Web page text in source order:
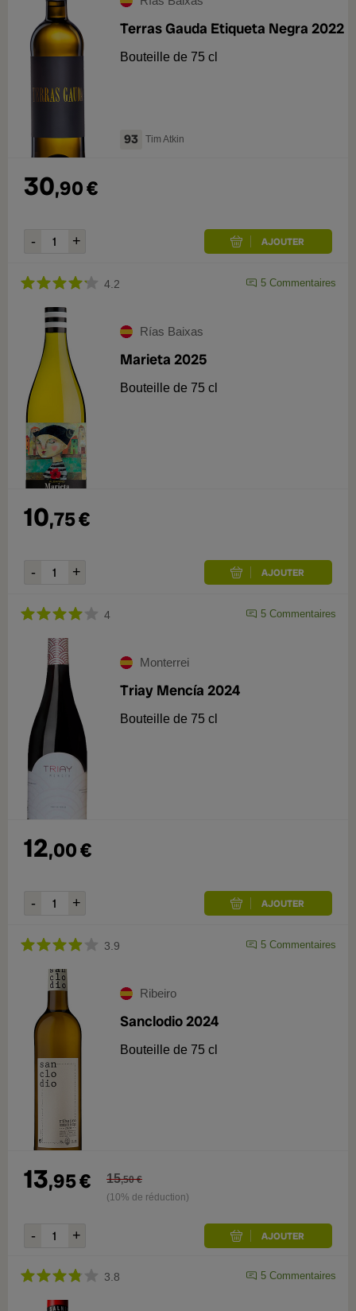
Terras Gauda Etiqueta Negra 2022
Bouteille de 75 cl
93 Tim Atkin
30,90€
4.2 5 Commentaires
Rías Baixas
Marieta 2025
Bouteille de 75 cl
10,75€
4 5 Commentaires
Monterrei
Triay Mencía 2024
Bouteille de 75 cl
12,00€
3.9 5 Commentaires
Ribeiro
Sanclodio 2024
Bouteille de 75 cl
13,95€ 15,50€
(10% de réduction)
3.8 5 Commentaires